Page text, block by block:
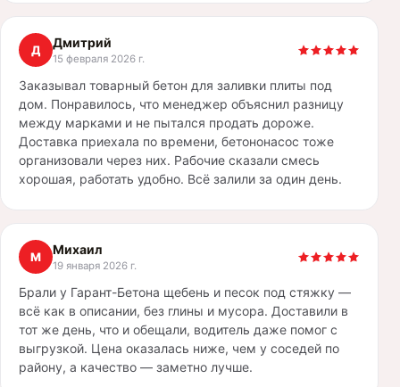
Д Дмитрий
15 февраля 2026 г.
Заказывал товарный бетон для заливки плиты под
дом. Понравилось, что менеджер объяснил разницу
между марками и не пытался продать дороже.
Доставка приехала по времени, бетононасос тоже
организовали через них. Рабочие сказали смесь
хорошая, работать удобно. Всё залили за один день.
М Михаил
19 января 2026 г.
Брали у Гарант-Бетона щебень и песок под стяжку —
всё как в описании, без глины и мусора. Доставили в
тот же день, что и обещали, водитель даже помог с
выгрузкой. Цена оказалась ниже, чем у соседей по
району, а качество — заметно лучше.